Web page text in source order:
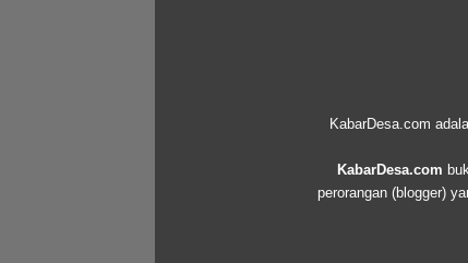
KabarDesa.com
KabarDesa.com
perorangan (blogger)